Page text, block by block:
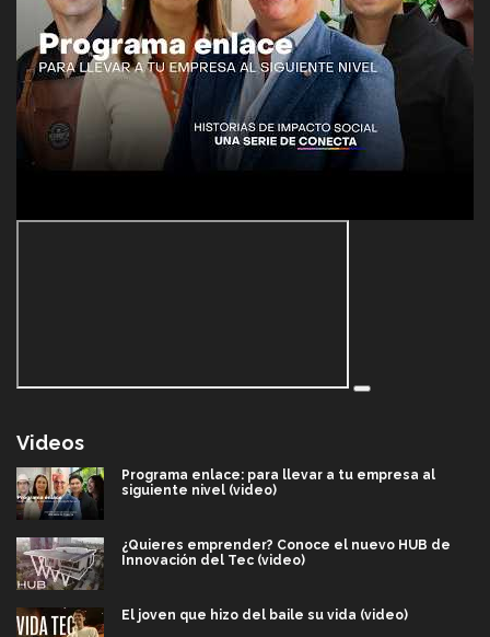
Videos
Programa enlace: para llevar a tu empresa al
siguiente nivel (video)
¿Quieres emprender? Conoce el nuevo HUB de
Innovación del Tec (video)
El joven que hizo del baile su vida (video)